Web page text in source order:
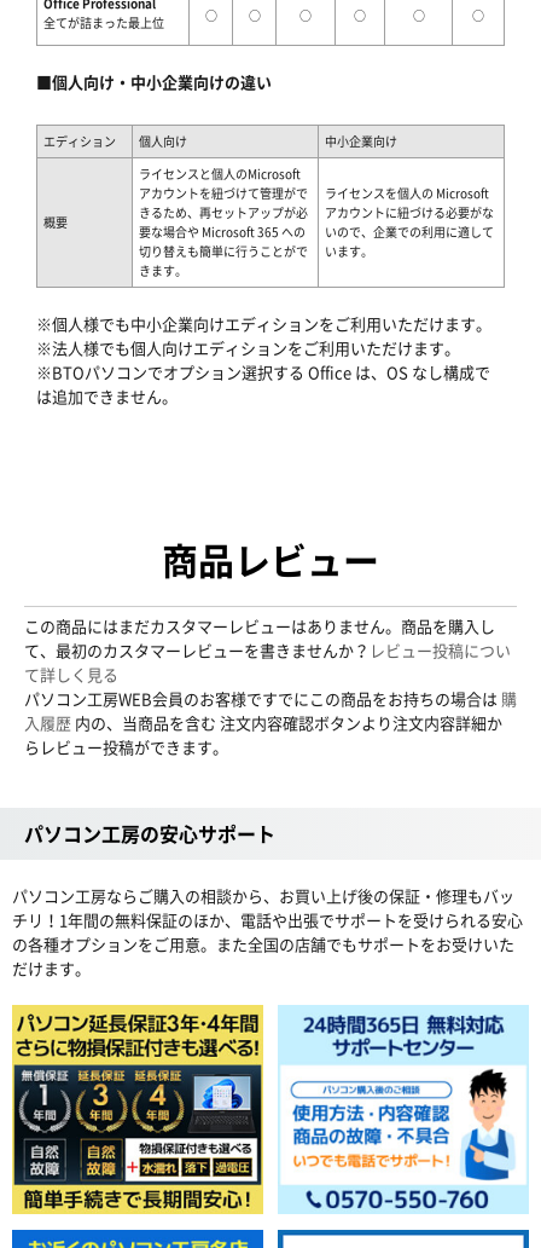
全てが詰まった最上位
○ ○ ○ ○ ○ ○
■個人向け・中小企業向けの違い
エディション 個人向け 中小企業向け
概要
ライセンスと個人のMicrosoft
アカウントを紐づけて管理がで
きるため、再セットアップが必
要な場合や Microsoft 365 への
切り替えも簡単に行うことがで
きます。
ライセンスを個人の Microsoft
アカウントに紐づける必要がな
いので、企業での利用に適して
います。
※個人様でも中小企業向けエディションをご利用いただけます。
※法人様でも個人向けエディションをご利用いただけます。
※BTOパソコンでオプション選択する Office は、OS なし構成で
は追加できません。
商品レビュー
この商品にはまだカスタマーレビューはありません。商品を購入し
て、最初のカスタマーレビューを書きませんか？ レビュー投稿につい
て詳しく見る
パソコン工房WEB会員のお客様ですでにこの商品をお持ちの場合は 購
入履歴 内の、当商品を含む 注文内容確認ボタンより注文内容詳細か
らレビュー投稿ができます。
パソコン工房の安心サポート
パソコン工房ならご購入の相談から、お買い上げ後の保証・修理もバッ
チリ！1年間の無料保証のほか、電話や出張でサポートを受けられる安心
の各種オプションをご用意。また全国の店舗でもサポートをお受けいた
だけます。